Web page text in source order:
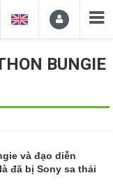
BUNGIE
và đạo diễn
đã bị Sony sa thải